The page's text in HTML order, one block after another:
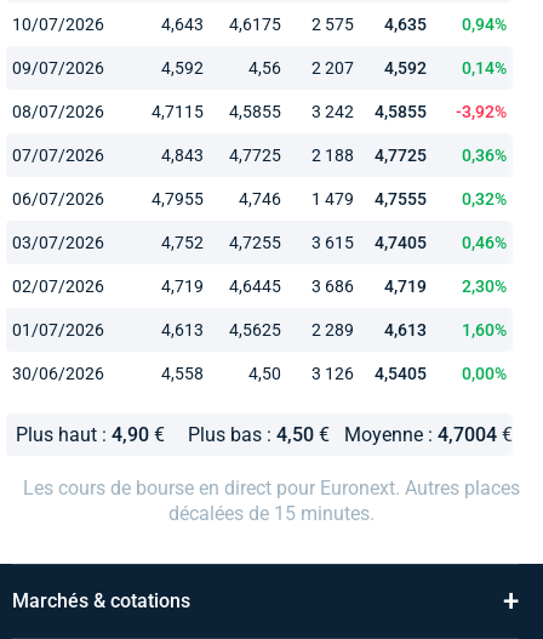
10/07/2026 4,643 4,6175 2 575 4,635 0,94%
09/07/2026 4,592 4,56 2 207 4,592 0,14%
08/07/2026 4,7115 4,5855 3 242 4,5855 -3,92%
07/07/2026 4,843 4,7725 2 188 4,7725 0,36%
06/07/2026 4,7955 4,746 1 479 4,7555 0,32%
03/07/2026 4,752 4,7255 3 615 4,7405 0,46%
02/07/2026 4,719 4,6445 3 686 4,719 2,30%
01/07/2026 4,613 4,5625 2 289 4,613 1,60%
30/06/2026 4,558 4,50 3 126 4,5405 0,00%
Plus haut :4,90 € Plus bas :4,50 € Moyenne : 4,7004€
Les cours de bourse en direct pour Euronext. Autres places
décalées de 15 minutes.
Marchés & cotations +